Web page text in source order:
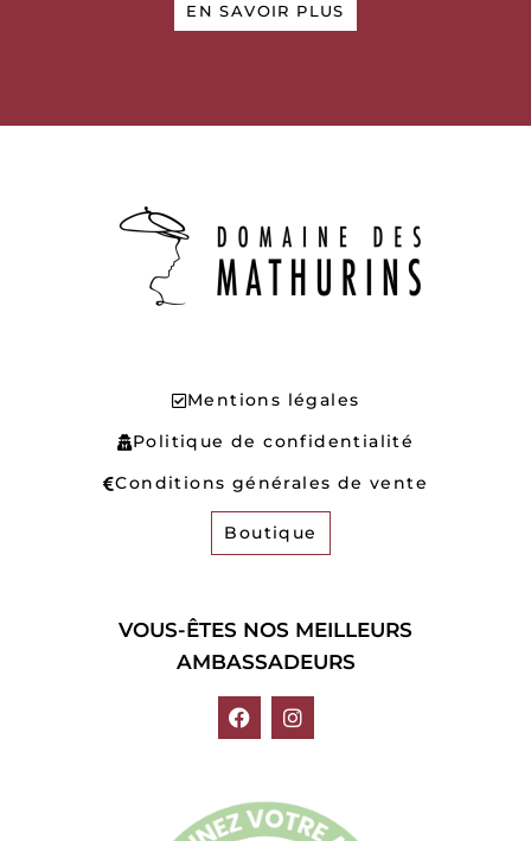
EN SAVOIR PLUS
Mentions légales
Politique de confidentialité
Conditions générales de vente
Boutique
VOUS-ÊTES NOS MEILLEURS
AMBASSADEURS
F
e
b
I
t
a